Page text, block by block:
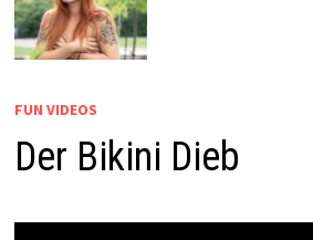
FUN VIDEOS
Der Bikini Dieb